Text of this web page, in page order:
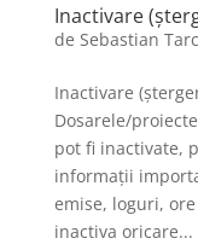
Inactivare
de Sebastian
Inactivare
Dosarele/
pot fi inactivate,
informații
emise, loguri,
inactiva oricare...